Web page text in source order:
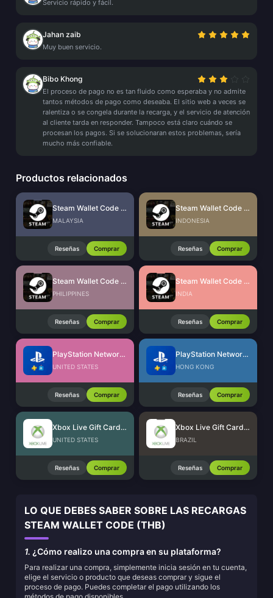
Servicio rápido y fácil.
Jahan zaib
Muy buen servicio.
Bibo Khong
El proceso de pago no es tan fluido como esperaba y no admite
tantos métodos de pago como deseaba. El sitio web a veces se
ralentiza o se congela durante la recarga, y el servicio de atención
al cliente tarda en responder. Tampoco está claro cuándo se
procesan los pagos. Si se solucionaran estos problemas, sería
mucho más confiable.
Productos relacionados
Steam Wallet Code (MYR)
MALAYSIA
Reseñas Comprar
Steam Wallet Code (IDR)
INDONESIA
Reseñas Comprar
Steam Wallet Code (PHP)
PHILIPPINES
Reseñas Comprar
Steam Wallet Code (INR)
INDIA
Reseñas Comprar
PlayStation Network Card (US)
UNITED STATES
Reseñas Comprar
PlayStation Network Card (HK)
HONG KONG
Reseñas Comprar
Xbox Live Gift Card (US)
UNITED STATES
Reseñas Comprar
Xbox Live Gift Card (BR)
BRAZIL
Reseñas Comprar
LO QUE DEBES SABER SOBRE LAS RECARGAS
STEAM WALLET CODE (THB)
1. ¿Cómo realizo una compra en su plataforma?
Para realizar una compra, simplemente inicia sesión en tu cuenta,
elige el servicio o producto que deseas comprar y sigue el
proceso de pago. Puedes completar el pago utilizando los